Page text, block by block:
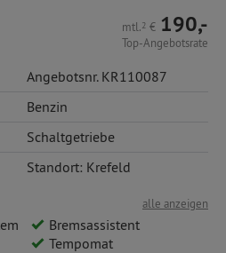
mtl.2 € 190,-
Top-Angebotsrate
Angebotsnr. KR110087
Benzin
Schaltgetriebe
Standort: Krefeld
alle anzeigen
Bremsassistent
Tempomat